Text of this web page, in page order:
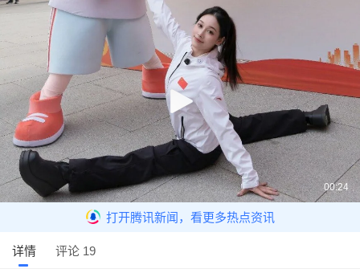
00:24
打开腾讯新闻，看更多热点资讯
详情 评论 19